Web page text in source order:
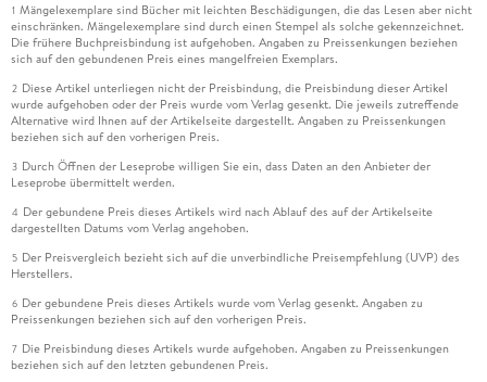
1 Mängelexemplare sind Bücher mit leichten Beschädigungen, die das Lesen aber nicht
einschränken. Mängelexemplare sind durch einen Stempel als solche gekennzeichnet.
Die frühere Buchpreisbindung ist aufgehoben. Angaben zu Preissenkungen beziehen
sich auf den gebundenen Preis eines mangelfreien Exemplars.
2 Diese Artikel unterliegen nicht der Preisbindung, die Preisbindung dieser Artikel
wurde aufgehoben oder der Preis wurde vom Verlag gesenkt. Die jeweils zutreffende
Alternative wird Ihnen auf der Artikelseite dargestellt. Angaben zu Preissenkungen
beziehen sich auf den vorherigen Preis.
3 Durch Öffnen der Leseprobe willigen Sie ein, dass Daten an den Anbieter der
Leseprobe übermittelt werden.
4 Der gebundene Preis dieses Artikels wird nach Ablauf des auf der Artikelseite
dargestellten Datums vom Verlag angehoben.
5 Der Preisvergleich bezieht sich auf die unverbindliche Preisempfehlung (UVP) des
Herstellers.
6 Der gebundene Preis dieses Artikels wurde vom Verlag gesenkt. Angaben zu
Preissenkungen beziehen sich auf den vorherigen Preis.
7 Die Preisbindung dieses Artikels wurde aufgehoben. Angaben zu Preissenkungen
beziehen sich auf den letzten gebundenen Preis.